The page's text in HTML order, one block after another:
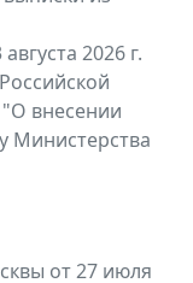
2026 г.
внесении
Министерства
от 27 июля